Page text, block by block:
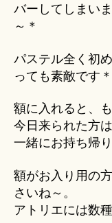
バーしてしまい
～＊
パステル全く初
っても素敵です＊
額に入れると、
今日来られた方
一緒にお持ち帰
額がお入り用の
さいね～。
アトリエには数